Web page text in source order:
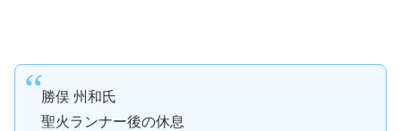
勝俣 州和氏
聖火ランナー後の休息